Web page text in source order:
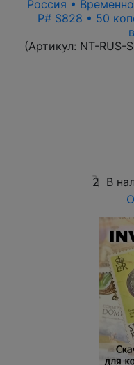
Россия •
P# S828 • 50
(Артикул: NT-RUS-
2 В